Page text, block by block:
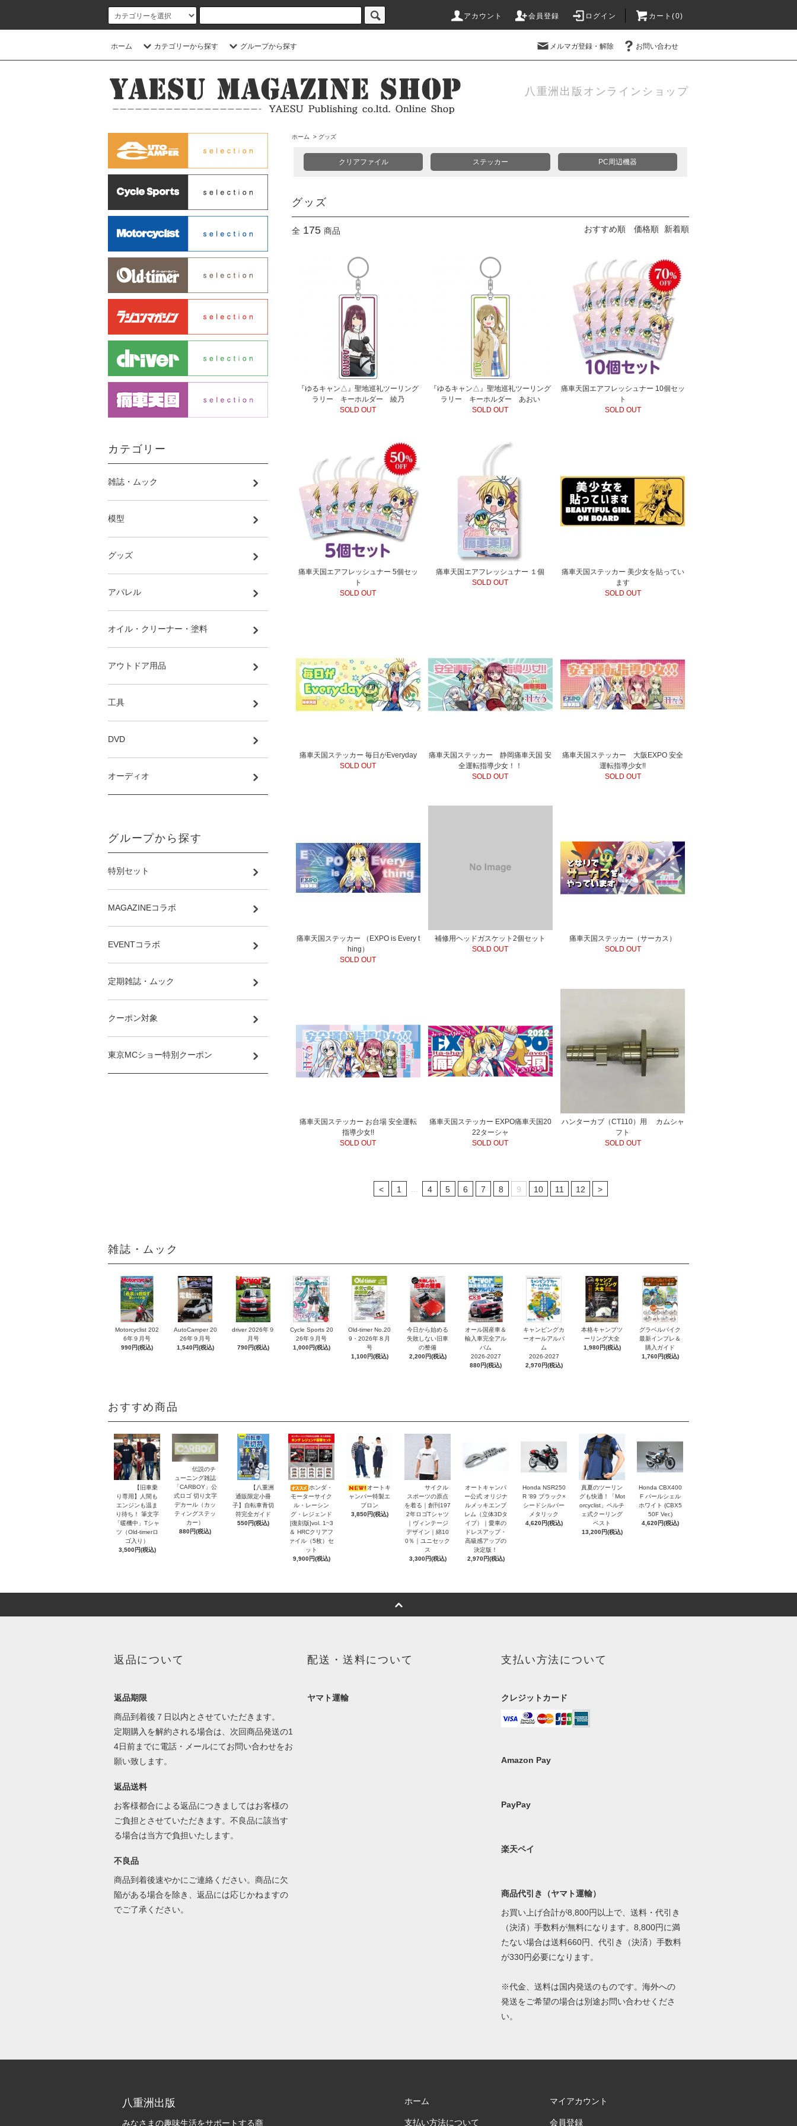
アカウント 会員登録 ログイン カート(0)
ホーム カテゴリーから探す グループから探す メルマガ登録・解除 お問い合わせ
八重洲出版オンラインショップ
ホーム > グッズ
クリアファイル ステッカー PC周辺機器
グッズ
全 175 商品 おすすめ順 価格順 新着順
『ゆるキャン△』聖地巡礼ツーリング
ラリー キーホルダー 綾乃
SOLD OUT
『ゆるキャン△』聖地巡礼ツーリング
ラリー キーホルダー あおい
SOLD OUT
痛車天国エアフレッシュナー 10個セッ
ト
SOLD OUT
痛車天国エアフレッシュナー 5個セッ
ト
SOLD OUT
痛車天国エアフレッシュナー １個
SOLD OUT
痛車天国ステッカー 美少女を貼ってい
ます
SOLD OUT
痛車天国ステッカー 毎日がEveryday
SOLD OUT
痛車天国ステッカー 静岡痛車天国 安
全運転指導少女！！
SOLD OUT
痛車天国ステッカー 大阪EXPO 安全
運転指導少女!!
SOLD OUT
痛車天国ステッカー （EXPO is Every t
hing）
SOLD OUT
補修用ヘッドガスケット2個セット
SOLD OUT
痛車天国ステッカー（サーカス）
SOLD OUT
痛車天国ステッカー お台場 安全運転
指導少女!!
SOLD OUT
痛車天国ステッカー EXPO痛車天国20
22ターシャ
SOLD OUT
ハンターカブ（CT110）用 カムシャ
フト
SOLD OUT
< 1 4 5 6 7 8 9 10 11 12 >
カテゴリー
雑誌・ムック
模型
グッズ
アパレル
オイル・クリーナー・塗料
アウトドア用品
工具
DVD
オーディオ
グループから探す
特別セット
MAGAZINEコラボ
EVENTコラボ
定期雑誌・ムック
クーポン対象
東京MCショー特別クーポン
雑誌・ムック
Motorcyclist 202
6年９月号
990円(税込)
AutoCamper 20
26年９月号
1,540円(税込)
driver 2026年９
月号
790円(税込)
Cycle Sports 20
26年９月号
1,000円(税込)
Old-timer No.20
9・2026年８月
号
1,100円(税込)
今日から始める
失敗しない旧車
の整備
2,200円(税込)
オール国産車＆
輸入車完全アル
バム
2026-2027
880円(税込)
キャンピングカ
ーオールアルバ
ム
2026-2027
2,970円(税込)
本格キャンプツ
ーリング大全
1,980円(税込)
グラベルバイク
最新インプレ＆
購入ガイド
1,760円(税込)
おすすめ商品
【旧車乗
り専用】人間も
エンジンも温ま
り待ち！ 筆文字
「暖機中」Tシャ
ツ（Old-timerロ
ゴ入り）
3,500円(税込)
伝説のチ
ューニング雑誌
「CARBOY」公
式ロゴ 切り文字
デカール（カッ
ティングステッ
カー）
880円(税込)
【八重洲
通販限定小冊
子】自転車青切
符完全ガイド
550円(税込)
ホンダ・
モーターサイク
ル・レーシン
グ・レジェンド
[復刻版]vol. 1~3
＆ HRCクリアフ
ァイル（5枚）セ
ット
9,900円(税込)
オートキ
ャンパー特製エ
プロン
3,850円(税込)
サイクル
スポーツの原点
を着る｜創刊197
2年ロゴTシャツ
｜ヴィンテージ
デザイン｜綿10
0％｜ユニセック
ス
3,300円(税込)
オートキャンパ
ー公式 オリジナ
ルメッキエンブ
レム（立体3Dタ
イプ）｜愛車の
ドレスアップ・
高級感アップの
決定版！
2,970円(税込)
Honda NSR250
R '89 ブラック×
シードシルバー
メタリック
4,620円(税込)
真夏のツーリン
グも快適！「Mot
orcyclist」ペルチ
ェ式クーリング
ベスト
13,200円(税込)
Honda CBX400
F パールシェル
ホワイト (CBX5
50F Ver.)
4,620円(税込)
返品について
返品期限
商品到着後７日以内とさせていただきます。
定期購入を解約される場合は、次回商品発送の1
4日前までに電話・メールにてお問い合わせをお
願い致します。
返品送料
お客様都合による返品につきましてはお客様の
ご負担とさせていただきます。不良品に該当す
る場合は当方で負担いたします。
不良品
商品到着後速やかにご連絡ください。商品に欠
陥がある場合を除き、返品には応じかねますの
でご了承ください。
配送・送料について
ヤマト運輸
支払い方法について
クレジットカード
Amazon Pay
PayPay
楽天ペイ
商品代引き（ヤマト運輸）
お買い上げ合計が8,800円以上で、送料・代引き
（決済）手数料が無料になります。8,800円に満
たない場合は送料660円、代引き（決済）手数料
が330円必要になります。
※代金、送料は国内発送のものです。海外への
発送をご希望の場合は別途お問い合わせくださ
い。
八重洲出版
みなさまの趣味生活をサポートする商
ホーム
支払い方法について
マイアカウント
会員登録